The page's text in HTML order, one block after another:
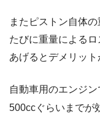
またピストン自体
たびに重量による
あげるとデメリット
自動車用のエンジ
500ccぐらいまでが